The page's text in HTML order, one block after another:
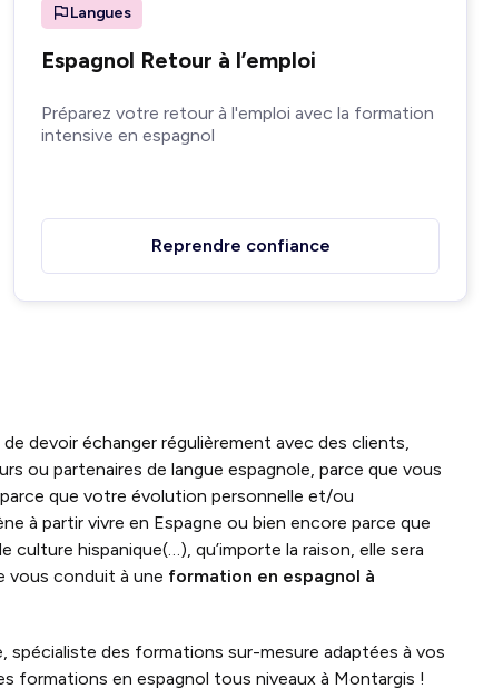
Langues
Espagnol Retour à l’emploi
Préparez votre retour à l'emploi avec la formation
intensive en espagnol
Reprendre confiance
devoir échanger régulièrement avec des clients,
ou partenaires de langue espagnole, parce que vous
que votre évolution personnelle et/ou
à partir vivre en Espagne ou bien encore parce que
culture hispanique(…), qu’importe la raison, elle sera
vous conduit à une formation en espagnol à
spécialiste des formations sur-mesure adaptées à vos
formations en espagnol tous niveaux à Montargis !